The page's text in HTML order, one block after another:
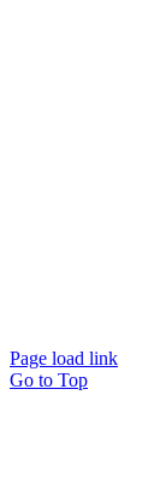
Page load link
Go to Top